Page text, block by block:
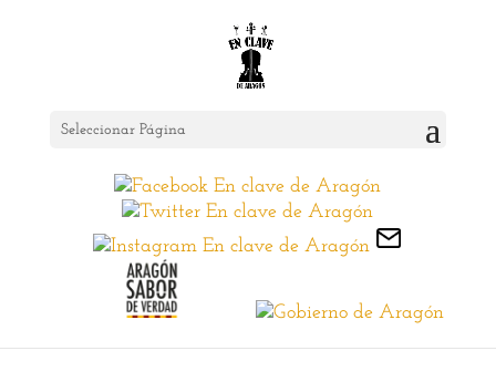
Seleccionar Página